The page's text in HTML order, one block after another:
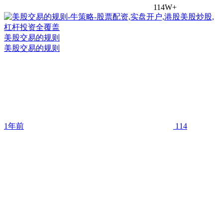
114W+
美股交易的规则
美股交易的规则
1年前 114